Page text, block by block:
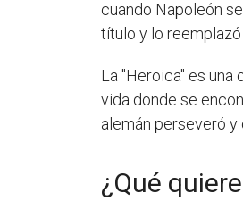
cuando Napoleón
título y lo
La "Heroica" es
vida donde se
alemán perseveró
¿Qué